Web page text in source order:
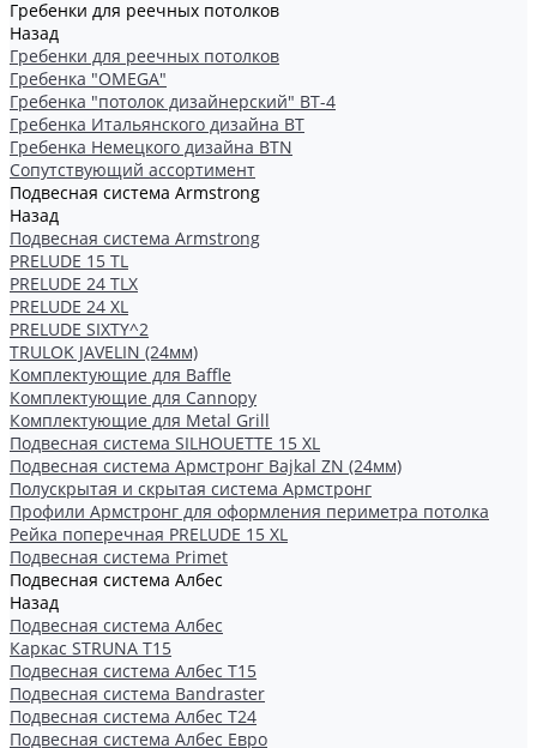
Гребенки для реечных потолков
Назад
Гребенки для реечных потолков
Гребенка "OMEGA"
Гребенка "потолок дизайнерский" ВТ-4
Гребенка Итальянского дизайна BT
Гребенка Немецкого дизайна ВТN
Сопутствующий ассортимент
Подвесная система Armstrong
Назад
Подвесная система Armstrong
PRELUDE 15 TL
PRELUDE 24 TLX
PRELUDE 24 XL
PRELUDE SIXTY^2
TRULOK JAVELIN (24мм)
Комплектующие для Baffle
Комплектующие для Cannopy
Комплектующие для Metal Grill
Подвесная система SILHOUETTE 15 XL
Подвесная система Армстронг Bajkal ZN (24мм)
Полускрытая и скрытая система Армстронг
Профили Армстронг для оформления периметра потолка
Рейка поперечная PRELUDE 15 XL
Подвесная система Primet
Подвесная система Албес
Назад
Подвесная система Албес
Каркас STRUNA Т15
Подвесная система Албес T15
Подвесная система Bandraster
Подвесная система Албес T24
Подвесная система Албес Евро